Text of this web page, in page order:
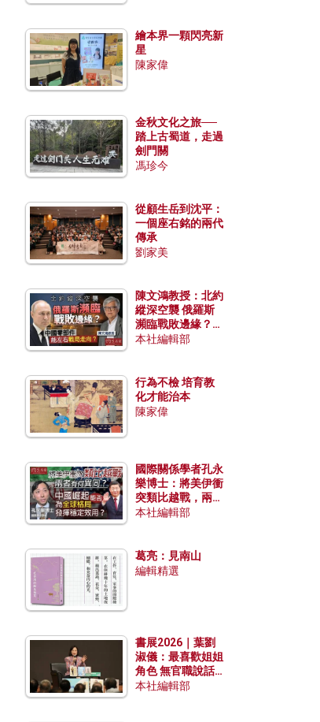
繪本界一顆閃亮新
星
陳家偉
金秋文化之旅──
踏上古蜀道，走過
劍門關
馮珍今
從顧生岳到沈平：
一個座右銘的兩代
傳承
劉家美
陳文鴻教授：北約
縱深空襲 俄羅斯
瀕臨戰敗邊緣？中
國零部件能左右戰
本社編輯部
行為不檢 培育教
化才能治本
陳家偉
國際關係學者孔永
樂博士：將美伊衝
突類比越戰，兩者
有何異同？中國崛
本社編輯部
葛亮：見南山
編輯精選
書展2026｜葉劉
淑儀：最喜歡姐姐
角色 無官職說話
包袱少
本社編輯部